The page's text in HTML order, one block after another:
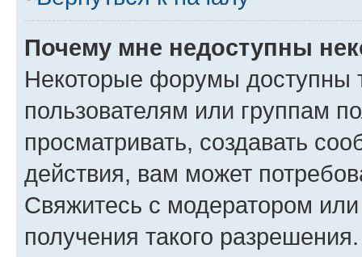
Почему мне недоступны
Некоторые форумы доступны
пользователям или группам
просматривать, создавать
действия, вам может
Свяжитесь с модератором
получения такого разрешения.